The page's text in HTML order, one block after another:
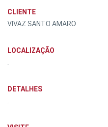
CLIENTE
VIVAZ SANTO AMARO
LOCALIZAÇÃO
DETALHES